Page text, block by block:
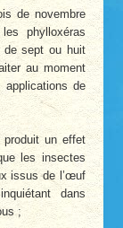
de novembre
phylloxéras
de sept ou huit
au moment
applications de
produit un effet
les insectes
issus de l’œuf
dans
;